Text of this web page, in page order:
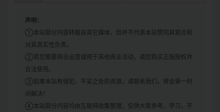
声明：
①本站部分内容转载自其它媒体，但并不代表本站赞同其观点和
对其真实性负责。
②若您需要商业运营或用于其他商业活动，请您购买正版授权并
合法使用。
③如果本站有侵犯、不妥之处的资源，请联系我们。将会第一时
间解决！
④本站部分内容均由互联网收集整理，仅供大家参考、学习，不